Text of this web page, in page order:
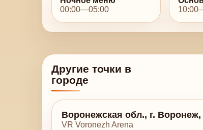
00:00—05:00
Другие точки в
городе
Воронежская обл., г.
VR Voronezh Arena